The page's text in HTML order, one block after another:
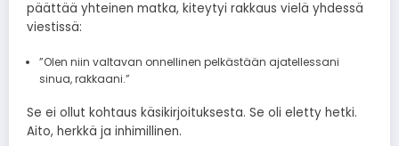
päättää yhteinen matka, kiteytyi rakkaus vielä yhdessä
viestissä:
”Olen niin valtavan onnellinen pelkästään ajatellessani
sinua, rakkaani.”
Se ei ollut kohtaus käsikirjoituksesta. Se oli eletty hetki.
Aito, herkkä ja inhimillinen.